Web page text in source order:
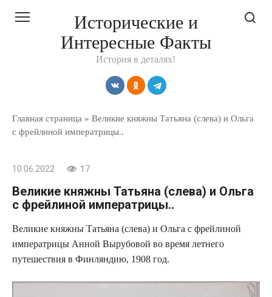
Исторические и
Интересные Факты
История в деталях!
Главная страница » Великие княжны Татьяна (слева) и Ольга
с фрейлиной императрицы..
10.06.2022 17
Великие княжны Татьяна (слева) и Ольга
с фрейлиной императрицы..
Великие княжны Татьяна (слева) и Ольга с фрейлиной
императрицы Анной Вырубовой во время летнего
путешествия в Финляндию, 1908 год.